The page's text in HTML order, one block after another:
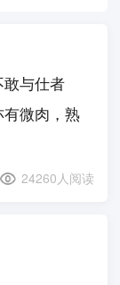
与仕者
微肉，熟
24260人阅读